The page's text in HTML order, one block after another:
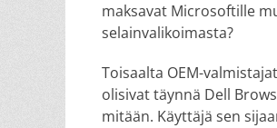
maksavat Microsoftille
selainvalikoimasta?
Toisaalta OEM-
olisivat täynnä Dell
mitään. Käyttäjä sen